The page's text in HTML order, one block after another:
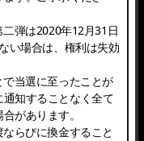
二弾は2020年12月31日
い場合は、権利は失効
で当選に至ったことが
知することなく全て
があります。
らびに換金すること